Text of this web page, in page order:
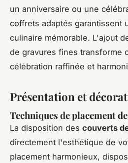
un anniversaire ou une
coffrets adaptés garantissent
culinaire mémorable. L'ajout
de gravures fines transforme
célébration raffinée et
Présentation et
Techniques de placement
La disposition des couverts
directement l'esthétique de
placement harmonieux,